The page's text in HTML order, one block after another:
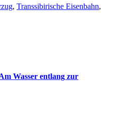
, Transsibirische Eisenbahn,
Wasser entlang zur